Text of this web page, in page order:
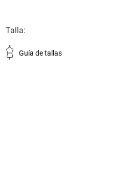
Talla:
Guía de tallas